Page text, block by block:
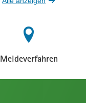
Meldeverfahren